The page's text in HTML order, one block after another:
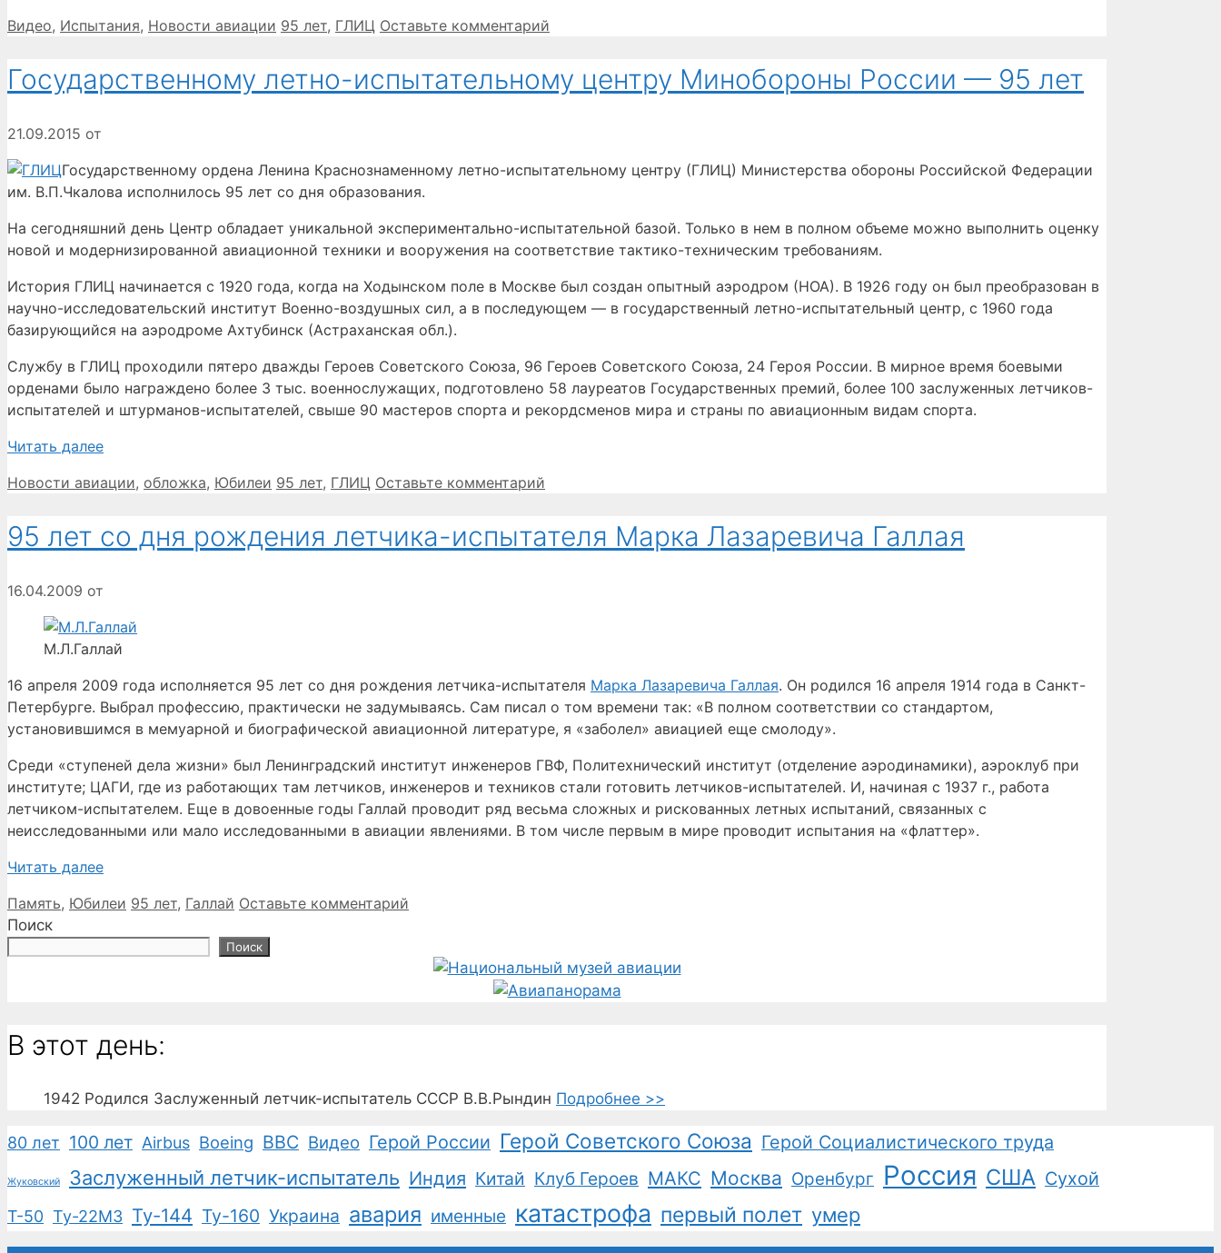
Рубрики
Видео, Испытания, Новости авиации Метки
95 лет, ГЛИЦ Оставьте комментарий
Государственному летно-испытательному центру Минобороны России — 95 лет
21.09.2015 от
Государственному ордена Ленина Краснознаменному летно-испытательному центру (ГЛИЦ) Министерства обороны Российской Федерации
им. В.П.Чкалова исполнилось 95 лет со дня образования.
На сегодняшний день Центр обладает уникальной экспериментально-испытательной базой. Только в нем в полном объеме можно выполнить оценку
новой и модернизированной авиационной техники и вооружения на соответствие тактико-техническим требованиям.
История ГЛИЦ начинается с 1920 года, когда на Ходынском поле в Москве был создан опытный аэродром (НОА). В 1926 году он был преобразован в
научно-исследовательский институт Военно-воздушных сил, а в последующем — в государственный летно-испытательный центр, с 1960 года
базирующийся на аэродроме Ахтубинск (Астраханская обл.).
Службу в ГЛИЦ проходили пятеро дважды Героев Советского Союза, 96 Героев Советского Союза, 24 Героя России. В мирное время боевыми
орденами было награждено более 3 тыс. военнослужащих, подготовлено 58 лауреатов Государственных премий, более 100 заслуженных летчиков-
испытателей и штурманов-испытателей, свыше 90 мастеров спорта и рекордсменов мира и страны по авиационным видам спорта.
Читать далее
Рубрики
Новости авиации, обложка, Юбилеи Метки
95 лет, ГЛИЦ Оставьте комментарий
95 лет со дня рождения летчика-испытателя Марка Лазаревича Галлая
16.04.2009 от
М.Л.Галлай
16 апреля 2009 года исполняется 95 лет со дня рождения летчика-испытателя Марка Лазаревича Галлая. Он родился 16 апреля 1914 года в Санкт-
Петербурге. Выбрал профессию, практически не задумываясь. Сам писал о том времени так: «В полном соответствии со стандартом,
установившимся в мемуарной и биографической авиационной литературе, я «заболел» авиацией еще смолоду».
Среди «ступеней дела жизни» был Ленинградский институт инженеров ГВФ, Политехнический институт (отделение аэродинамики), аэроклуб при
институте; ЦАГИ, где из работающих там летчиков, инженеров и техников стали готовить летчиков-испытателей. И, начиная с 1937 г., работа
летчиком-испытателем. Еще в довоенные годы Галлай проводит ряд весьма сложных и рискованных летных испытаний, связанных с
неисследованными или мало исследованными в авиации явлениями. В том числе первым в мире проводит испытания на «флаттер».
Читать далее
Рубрики
Память, Юбилеи Метки
95 лет, Галлай Оставьте комментарий
Поиск
Поиск
В этот день:
1942 Родился Заслуженный летчик-испытатель СССР В.В.Рындин Подробнее >>
80 лет 100 лет Airbus Boeing ВВС Видео Герой России Герой Советского Союза Герой Социалистического труда
Жуковский Заслуженный летчик-испытатель Индия Китай Клуб Героев МАКС Москва Оренбург Россия США Сухой
Т-50 Ту-22М3 Ту-144 Ту-160 Украина авария именные катастрофа первый полет умер